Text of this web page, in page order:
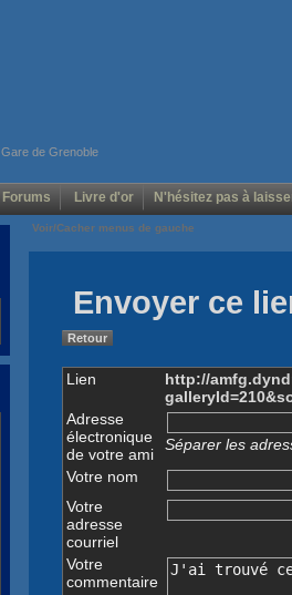
Gare de Grenoble
Forums Livre d'or N'hésitez pas à
Voir/Cacher menus de gauche
Envoyer ce
Retour
Lien
http://
Adresse
électronique
de votre ami
Séparer les
Votre nom
Votre
adresse
courriel
Votre
commentaire